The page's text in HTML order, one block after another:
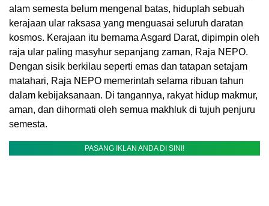
alam semesta belum mengenal batas, hiduplah sebuah
kerajaan ular raksasa yang menguasai seluruh daratan
kosmos. Kerajaan itu bernama Asgard Darat, dipimpin oleh
raja ular paling masyhur sepanjang zaman, Raja NEPO.
Dengan sisik berkilau seperti emas dan tatapan setajam
matahari, Raja NEPO memerintah selama ribuan tahun
dalam kebijaksanaan. Di tangannya, rakyat hidup makmur,
aman, dan dihormati oleh semua makhluk di tujuh penjuru
semesta.
PASANG IKLAN ANDA DI SINI!